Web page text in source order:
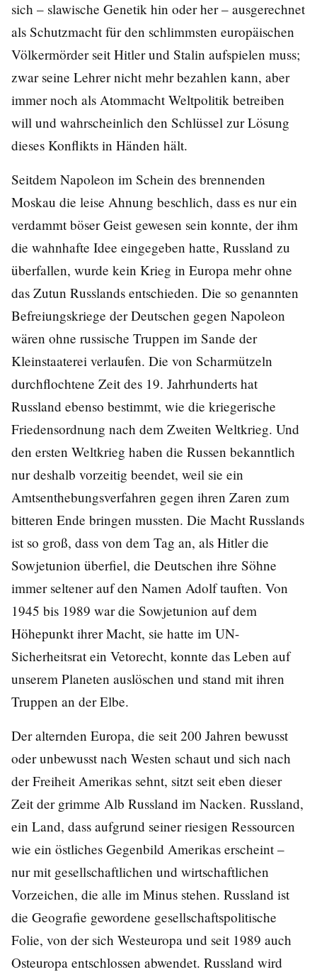
sich – slawische Genetik hin oder her – ausgerechnet
als Schutzmacht für den schlimmsten europäischen
Völkermörder seit Hitler und Stalin aufspielen muss;
zwar seine Lehrer nicht mehr bezahlen kann, aber
immer noch als Atommacht Weltpolitik betreiben
will und wahrscheinlich den Schlüssel zur Lösung
dieses Konflikts in Händen hält.
Seitdem Napoleon im Schein des brennenden
Moskau die leise Ahnung beschlich, dass es nur ein
verdammt böser Geist gewesen sein konnte, der ihm
die wahnhafte Idee eingegeben hatte, Russland zu
überfallen, wurde kein Krieg in Europa mehr ohne
das Zutun Russlands entschieden. Die so genannten
Befreiungskriege der Deutschen gegen Napoleon
wären ohne russische Truppen im Sande der
Kleinstaaterei verlaufen. Die von Scharmützeln
durchflochtene Zeit des 19. Jahrhunderts hat
Russland ebenso bestimmt, wie die kriegerische
Friedensordnung nach dem Zweiten Weltkrieg. Und
den ersten Weltkrieg haben die Russen bekanntlich
nur deshalb vorzeitig beendet, weil sie ein
Amtsenthebungsverfahren gegen ihren Zaren zum
bitteren Ende bringen mussten. Die Macht Russlands
ist so groß, dass von dem Tag an, als Hitler die
Sowjetunion überfiel, die Deutschen ihre Söhne
immer seltener auf den Namen Adolf tauften. Von
1945 bis 1989 war die Sowjetunion auf dem
Höhepunkt ihrer Macht, sie hatte im UN-
Sicherheitsrat ein Vetorecht, konnte das Leben auf
unserem Planeten auslöschen und stand mit ihren
Truppen an der Elbe.
Der alternden Europa, die seit 200 Jahren bewusst
oder unbewusst nach Westen schaut und sich nach
der Freiheit Amerikas sehnt, sitzt seit eben dieser
Zeit der grimme Alb Russland im Nacken. Russland,
ein Land, dass aufgrund seiner riesigen Ressourcen
wie ein östliches Gegenbild Amerikas erscheint –
nur mit gesellschaftlichen und wirtschaftlichen
Vorzeichen, die alle im Minus stehen. Russland ist
die Geografie gewordene gesellschaftspolitische
Folie, von der sich Westeuropa und seit 1989 auch
Osteuropa entschlossen abwendet. Russland wird